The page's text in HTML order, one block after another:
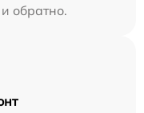
обратно.